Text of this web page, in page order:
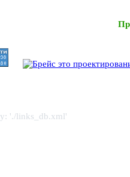
'./links_db.xml'